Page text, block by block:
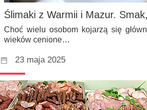
Ślimaki z Warmii i Mazur.
Choć wielu osobom kojarzą się
wieków cenione…
23 maja 2025